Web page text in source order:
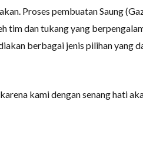
Proses pembuatan Saung
tim dan tukang yang
berbagai jenis pilihan yang
kami dengan senang hati